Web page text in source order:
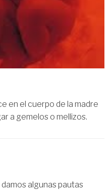
en el cuerpo de la madre
a gemelos o mellizos.
algunas pautas